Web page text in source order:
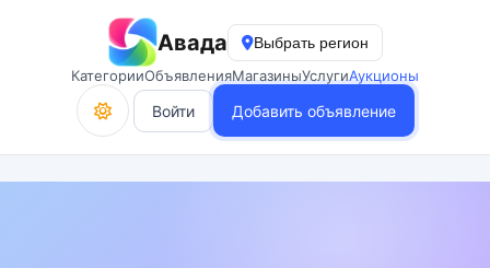
Авада
Выбрать регион
КатегорииОбъявленияМагазиныУслугиАукционы
Войти Добавить объявление